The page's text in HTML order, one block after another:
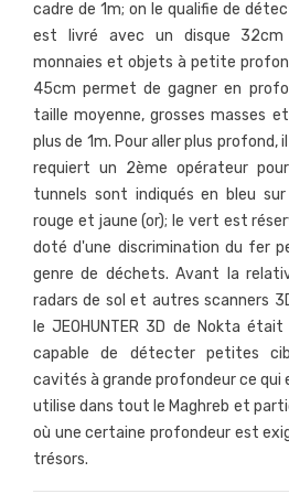
cadre de 1m; on le qualifie de
est livré avec un disque
monnaies et objets à petite
45cm permet de gagner en
taille moyenne, grosses masses
plus de 1m. Pour aller plus
requiert un 2ème opérateur
tunnels sont indiqués en bleu
rouge et jaune (or); le vert est
doté d'une discrimination du fer
genre de déchets. Avant la
radars de sol et autres scanners
le JEOHUNTER 3D de Nokta
capable de détecter petites
cavités à grande profondeur ce qui
utilise dans tout le Maghreb et
où une certaine profondeur est
trésors.